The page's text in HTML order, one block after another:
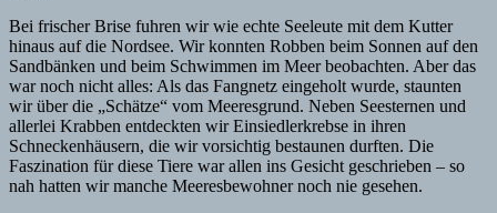
Bei frischer Brise fuhren wir wie echte Seeleute mit dem Kutter
hinaus auf die Nordsee. Wir konnten Robben beim Sonnen auf den
Sandbänken und beim Schwimmen im Meer beobachten. Aber das
war noch nicht alles: Als das Fangnetz eingeholt wurde, staunten
wir über die „Schätze“ vom Meeresgrund. Neben Seesternen und
allerlei Krabben entdeckten wir Einsiedlerkrebse in ihren
Schneckenhäusern, die wir vorsichtig bestaunen durften. Die
Faszination für diese Tiere war allen ins Gesicht geschrieben – so
nah hatten wir manche Meeresbewohner noch nie gesehen.